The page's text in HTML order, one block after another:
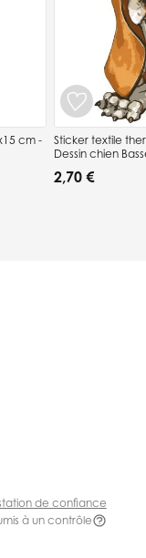
Sticker textile thermo-
Dessin chien
2,70 €
de confiance
à un contrôle